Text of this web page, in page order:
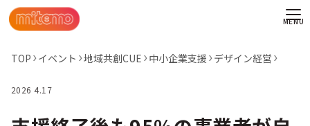
TOP イベント 地域共創CUE 中小企業支援 デザイン経営
2026 4.17